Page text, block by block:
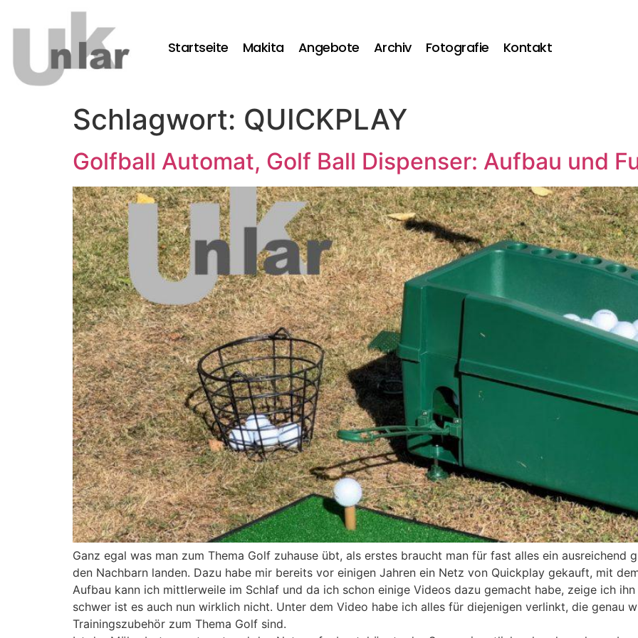
Startseite Makita Angebote Archiv Fotografie Kontakt
Schlagwort: QUICKPLAY
Golfball Automat, Golf Ball Dispenser: Aufbau und
Ganz egal was man zum Thema Golf zuhause übt, als erstes braucht man für fast alles ein
den Nachbarn landen. Dazu habe mir bereits vor einigen Jahren ein Netz von Quickplay gekauft, mit
Aufbau kann ich mittlerweile im Schlaf und da ich schon einige Videos dazu gemacht habe, zeige ich
schwer ist es auch nun wirklich nicht. Unter dem Video habe ich alles für diejenigen verlinkt, die genau
Trainingszubehör zum Thema Golf sind.